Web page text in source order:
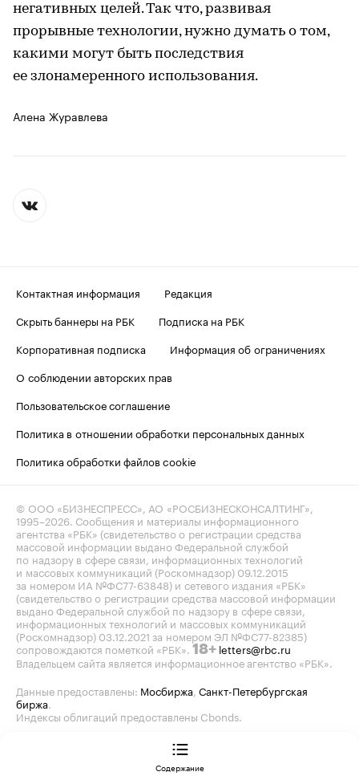
негативных целей. Так что, развивая
прорывные технологии, нужно думать о том,
какими могут быть последствия
ее злонамеренного использования.
Алена Журавлева
Контактная информация
Редакция
Скрыть баннеры на РБК
Подписка на РБК
Корпоративная подписка
Информация об ограничениях
О соблюдении авторских прав
Пользовательское соглашение
Политика в отношении обработки персональных данных
Политика обработки файлов cookie
© ООО «БИЗНЕСПРЕСС», АО «РОСБИЗНЕСКОНСАЛТИНГ»,
1995–2026 . Сообщения и материалы информационного
агентства «РБК» (свидетельство о регистрации средства
массовой информации выдано Федеральной службой
по надзору в сфере связи, информационных технологий
и массовых коммуникаций (Роскомнадзор) 09.12.2015
за номером ИА №ФС77-63848) и сетевого издания «РБК»
(свидетельство о регистрации средства массовой информации
выдано Федеральной службой по надзору в сфере связи,
информационных технологий и массовых коммуникаций
(Роскомнадзор) 03.12.2021 за номером ЭЛ №ФС77-82385)
сопровождаются пометкой «РБК». 18+ letters@rbc.ru
Владельцем сайта является информационное агентство «РБК».
Данные предоставлены: Мосбиржа Санкт-Петербургская
биржа
Индексы облигаций предоставлены Cbonds.
Содержание